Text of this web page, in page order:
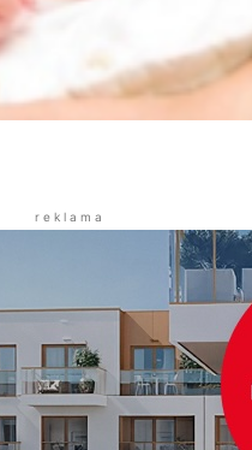
r e k l a m a